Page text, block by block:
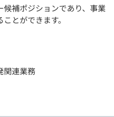
候補ポジションであり、事業
とができます。
関連業務